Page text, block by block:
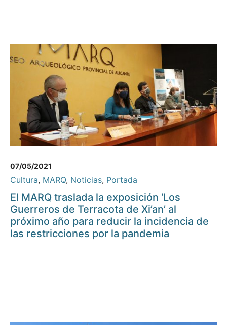
07/05/2021
Cultura, MARQ, Noticias, Portada
El MARQ traslada la exposición ‘Los
Guerreros de Terracota de Xi’an’ al
próximo año para reducir la incidencia de
las restricciones por la pandemia